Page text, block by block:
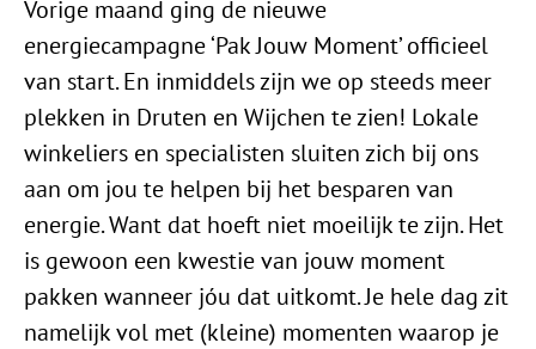
Vorige maand ging de nieuwe
energiecampagne ‘Pak Jouw Moment’ officieel
van start. En inmiddels zijn we op steeds meer
plekken in Druten en Wijchen te zien! Lokale
winkeliers en specialisten sluiten zich bij ons
aan om jou te helpen bij het besparen van
energie. Want dat hoeft niet moeilijk te zijn. Het
is gewoon een kwestie van jouw moment
pakken wanneer jóu dat uitkomt. Je hele dag zit
namelijk vol met (kleine) momenten waarop je